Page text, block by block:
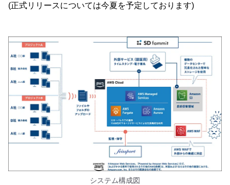
(正式リリースについては今夏を予定しております)
システム構成図